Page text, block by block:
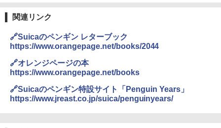
関連リンク
🔗Suicaのペンギン レターブック
https://www.orangepage.net/books/2044
🔗オレンジページの本
https://www.orangepage.net/books
🔗Suicaのペンギン特設サイト「Penguin Years」
https://www.jreast.co.jp/suica/penguinyears/